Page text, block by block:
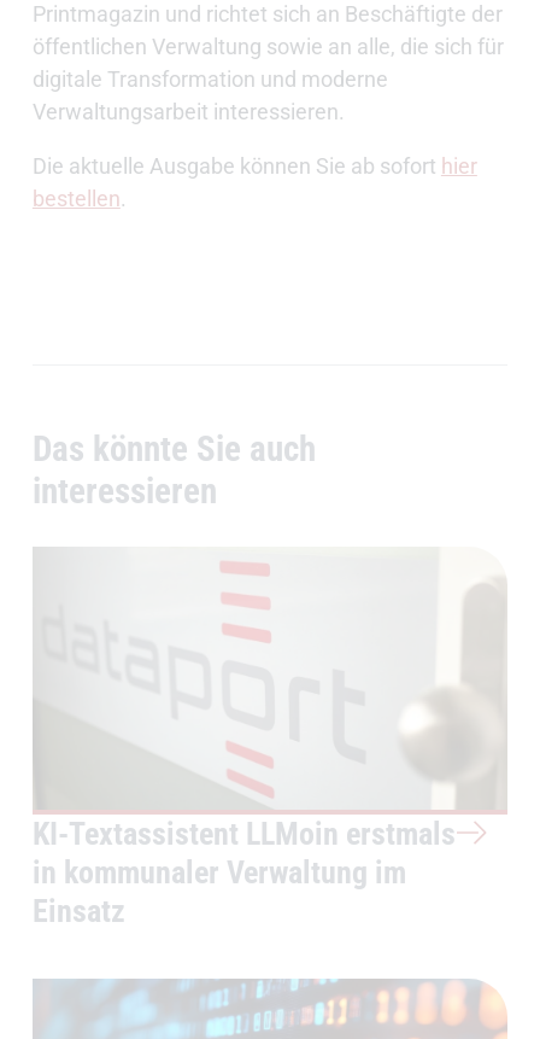
Printmagazin und richtet sich an Beschäftigte der
öffentlichen Verwaltung sowie an alle, die sich für
digitale Transformation und moderne
Verwaltungsarbeit interessieren.
Die aktuelle Ausgabe können Sie ab sofort hier
bestellen.
Das könnte Sie auch
interessieren
KI-Textassistent LLMoin erstmals
in kommunaler Verwaltung im
Einsatz